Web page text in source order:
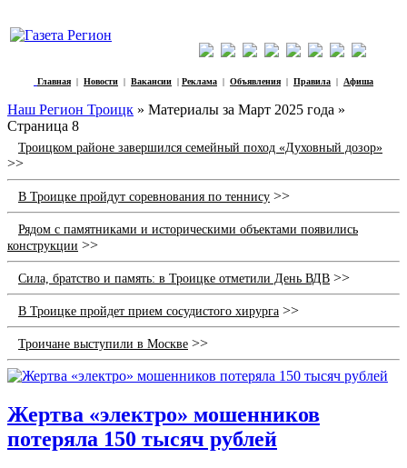
Главная | Новости | Вакансии | Реклама | Объявления | Правила | Афиша
Наш Регион Троицк » Материалы за Март 2025 года »
Страница 8
Троицком районе завершился семейный поход «Духовный дозор»
>>
В Троицке пройдут соревнования по теннису >>
Рядом с памятниками и историческими объектами появились
конструкции >>
Сила, братство и память: в Троицке отметили День ВДВ >>
В Троицке пройдет прием сосудистого хирурга >>
Троичане выступили в Москве >>
Жертва «электро» мошенников
потеряла 150 тысяч рублей